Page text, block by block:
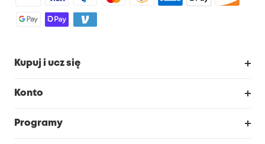
Kupuj i ucz się
Konto
Programy